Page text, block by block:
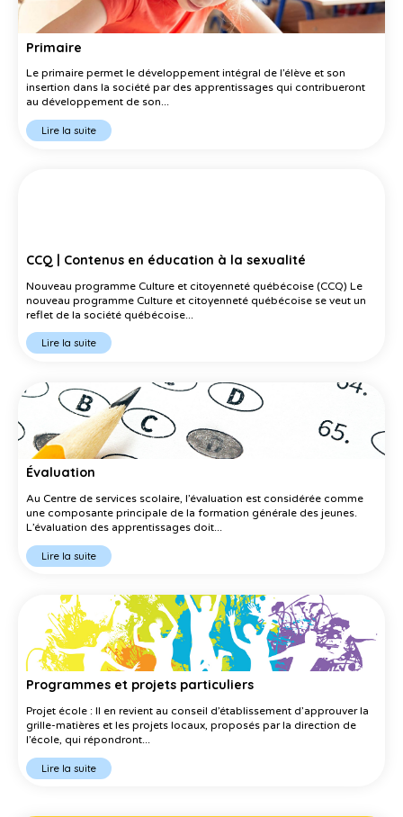
Primaire
Le primaire permet le développement intégral de l’élève et son
insertion dans la société par des apprentissages qui contribueront
au développement de son...
Lire la suite
CCQ | Contenus en éducation à la sexualité
Nouveau programme Culture et citoyenneté québécoise (CCQ) Le
nouveau programme Culture et citoyenneté québécoise se veut un
reflet de la société québécoise...
Lire la suite
Évaluation
Au Centre de services scolaire, l’évaluation est considérée comme
une composante principale de la formation générale des jeunes.
L’évaluation des apprentissages doit...
Lire la suite
Programmes et projets particuliers
Projet école : Il en revient au conseil d’établissement d’approuver la
grille-matières et les projets locaux, proposés par la direction de
l’école, qui répondront...
Lire la suite